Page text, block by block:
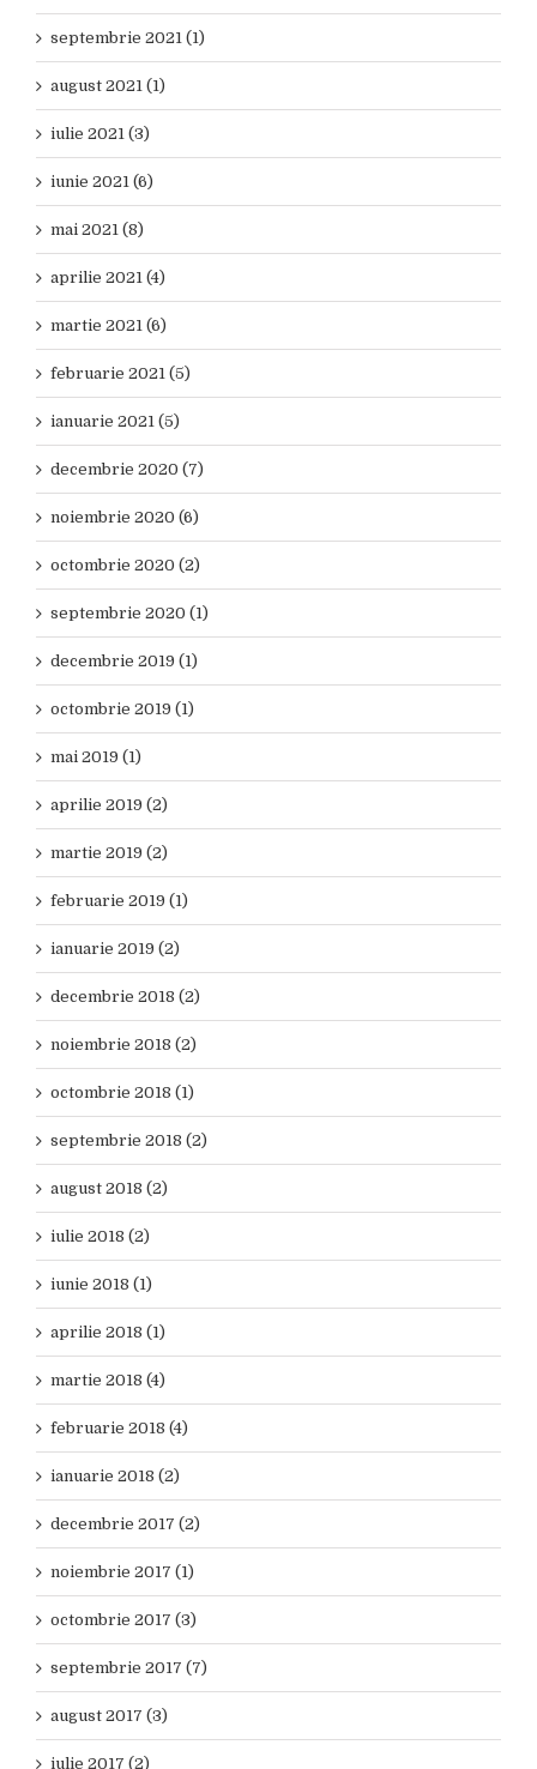
septembrie 2021 (1)
august 2021 (1)
iulie 2021 (3)
iunie 2021 (6)
mai 2021 (8)
aprilie 2021 (4)
martie 2021 (6)
februarie 2021 (5)
ianuarie 2021 (5)
decembrie 2020 (7)
noiembrie 2020 (6)
octombrie 2020 (2)
septembrie 2020 (1)
decembrie 2019 (1)
octombrie 2019 (1)
mai 2019 (1)
aprilie 2019 (2)
martie 2019 (2)
februarie 2019 (1)
ianuarie 2019 (2)
decembrie 2018 (2)
noiembrie 2018 (2)
octombrie 2018 (1)
septembrie 2018 (2)
august 2018 (2)
iulie 2018 (2)
iunie 2018 (1)
aprilie 2018 (1)
martie 2018 (4)
februarie 2018 (4)
ianuarie 2018 (2)
decembrie 2017 (2)
noiembrie 2017 (1)
octombrie 2017 (3)
septembrie 2017 (7)
august 2017 (3)
iulie 2017 (2)